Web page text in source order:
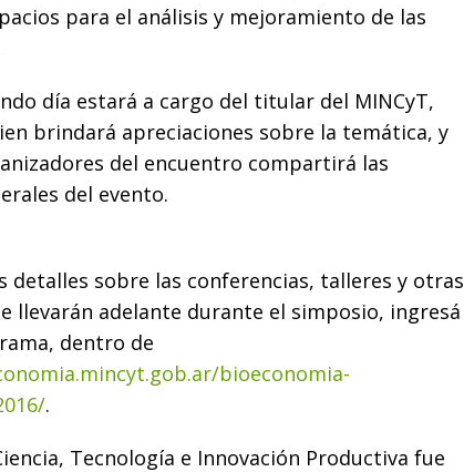
para el análisis y mejoramiento de las
día estará a cargo del titular del MINCyT,
brindará apreciaciones sobre la temática, y
del encuentro compartirá las
del evento.
detalles sobre las conferencias, talleres y otras
llevarán adelante durante el simposio, ingresá
dentro de
bioeconomia-
.
Tecnología e Innovación Productiva fue